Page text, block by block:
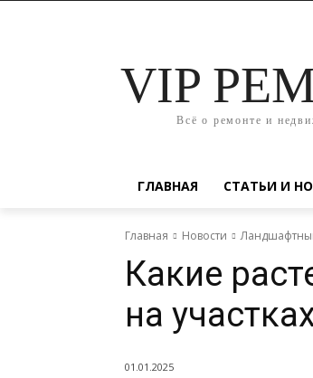
VIP
Всё о ремонте и
ГЛАВНАЯ СТАТЬИ И
Главная Новости
Какие
на
01.01.2025